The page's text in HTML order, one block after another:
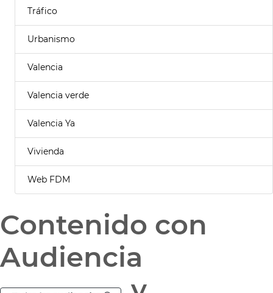
Tráfico
Urbanismo
Valencia
Valencia verde
Valencia Ya
Vivienda
Web FDM
Contenido con
Audiencia